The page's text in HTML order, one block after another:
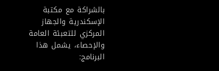
بالشراكة مع مكتبة
الإسكندرية والجهاز
المركزي للتعبئة العامة
والإحصاء، يشمل هذا
البرنامج: